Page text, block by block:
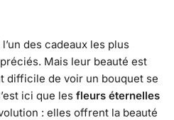
des cadeaux les plus
Mais leur beauté est
difficile de voir un bouquet se
ici que les fleurs éternelles
: elles offrent la beauté